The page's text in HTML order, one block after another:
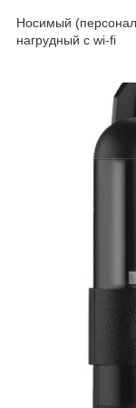
Носимый
нагрудный с wi-fi